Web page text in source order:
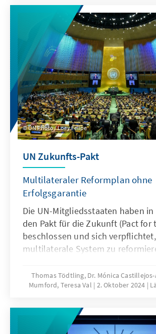
Agenda 2030 knapp wird, stellt
ob die internationale
der Lage mit der erforderlichen
und Geschlossenheit begegnen
UN Photo / Loey Felipe
UN Zukunfts-Pakt
Multilateraler Reformplan ohne
Erfolgsgarantie
Die UN-Mitgliedsstaaten haben in
den Pakt für die Zukunft (Pact for
beschlossen und sich
multilaterale System zu
Lösungen zu liefern. Worte
den Multilateralismus aber nicht
Thomas Tödtling, Dr. Mónica Castillejos-
Mumford, Teresa Val
2. Oktober 2024